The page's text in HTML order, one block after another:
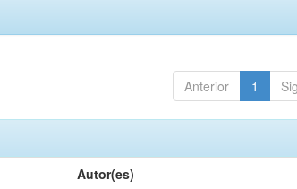
Anterior 1
Autor(es)